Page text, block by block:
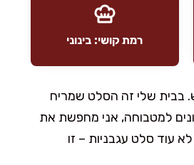
רמת קושי: בינוני
בבית שלי זה הסלט שמריח
למטבוחה, אני מחפשת את
עוד סלט עגבניות – זו